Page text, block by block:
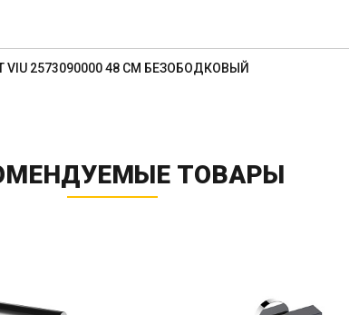
VIU 2573090000 48 СМ БЕЗОБОДКОВЫЙ
ТОВАРЫ